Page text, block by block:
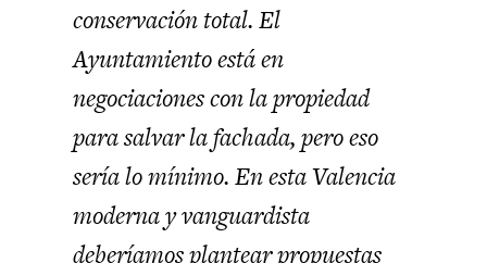
conservación total. El
Ayuntamiento está en
negociaciones con la propiedad
para salvar la fachada, pero eso
sería lo mínimo. En esta Valencia
moderna y vanguardista
deberíamos plantear propuestas